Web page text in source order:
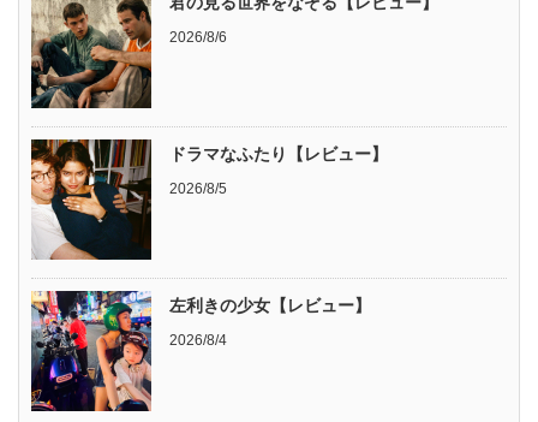
2026/8/6
ドラマなふたり【レビュー】
2026/8/5
左利きの少女【レビュー】
2026/8/4